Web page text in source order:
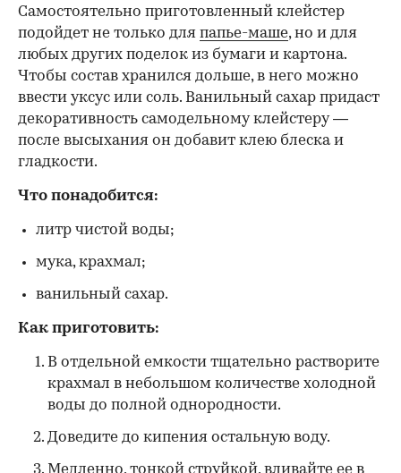
Самостоятельно приготовленный клейстер
подойдет не только для папье-маше, но и для
любых других поделок из бумаги и картона.
Чтобы состав хранился дольше, в него можно
ввести уксус или соль. Ванильный сахар придаст
декоративность самодельному клейстеру —
после высыхания он добавит клею блеска и
гладкости.
Что понадобится:
литр чистой воды;
мука, крахмал;
ванильный сахар.
Как приготовить:
В отдельной емкости тщательно растворите
крахмал в небольшом количестве холодной
воды до полной однородности.
Доведите до кипения остальную воду.
Медленно, тонкой струйкой, вливайте ее в